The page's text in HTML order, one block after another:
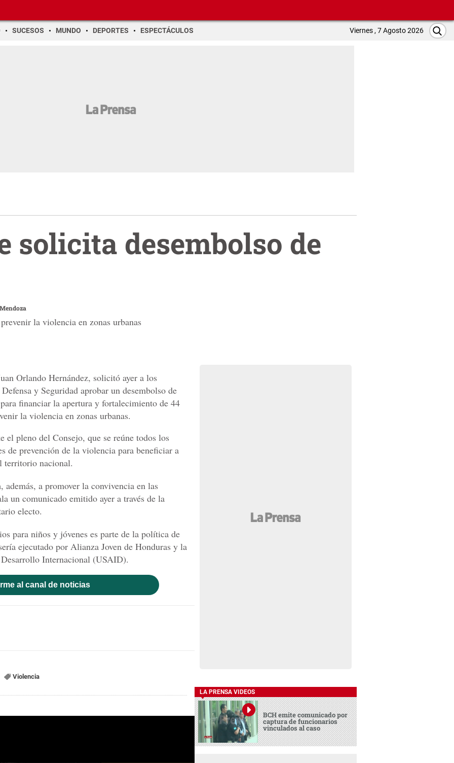
SUCESOS MUNDO DEPORTES ESPECTÁCULOS Viernes , 7 Agosto 2026
solicita desembolso de
la violencia en zonas urbanas
Orlando Hernández, solicitó ayer a los
y Seguridad aprobar un desembolso de
financiar la apertura y fortalecimiento de 44
la violencia en zonas urbanas.
el pleno del Consejo, que se reúne todos los
de prevención de la violencia para beneficiar a
territorio nacional.
a promover la convivencia en las
un comunicado emitido ayer a través de la
electo.
para niños y jóvenes es parte de la política de
ejecutado por Alianza Joven de Honduras y la
Internacional (USAID).
al canal de noticias
Violencia
LA PRENSA VIDEOS
BCH emite comunicado por
captura de funcionarios
vinculados al caso